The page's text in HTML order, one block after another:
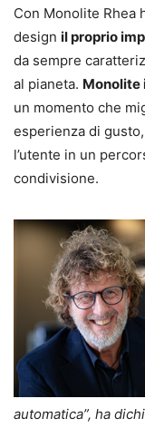
Con Monolite Rhea
design il proprio
da sempre
al pianeta. Monolite
un momento che
esperienza di
l’utente in un
condivisione.
automatica”, ha